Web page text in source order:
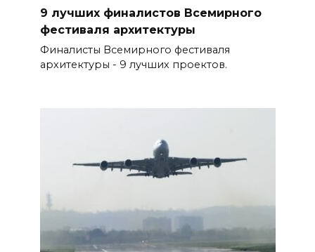
9 лучших финалистов Всемирного
фестиваля архитектуры
Финалисты Всемирного фестиваля
архитектуры - 9 лучших проектов.